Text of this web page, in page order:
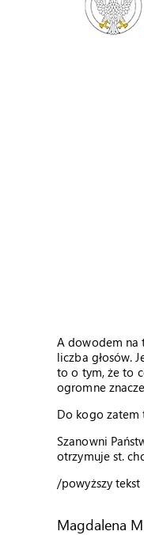
A dowodem na
liczba głosów.
to o tym, że to
ogromne
Do kogo zatem
Szanowni
otrzymuje st.
/powyższy
Magdalena